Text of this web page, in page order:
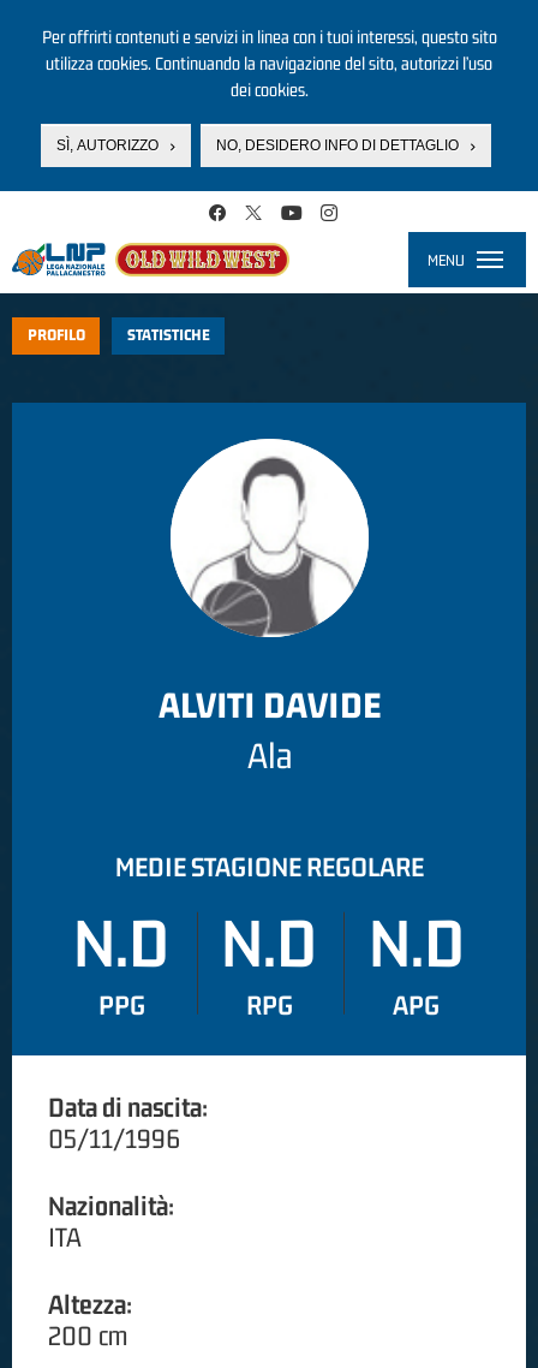
Per offrirti contenuti e servizi in linea con i tuoi interessi, questo sito
utilizza cookies. Continuando la navigazione del sito, autorizzi l’uso
dei cookies.
SÌ, AUTORIZZO NO, DESIDERO INFO DI DETTAGLIO
MENU
PROFILO STATISTICHE
ALVITI DAVIDE
Ala
MEDIE STAGIONE REGOLARE
N.D
PPG
N.D
RPG
N.D
APG
Data di nascita:
05/11/1996
Nazionalità:
ITA
Altezza:
200 cm